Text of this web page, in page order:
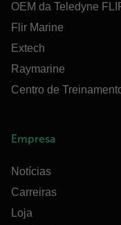
OEM da Teledyne
Flir Marine
Extech
Raymarine
Centro de
Empresa
Notícias
Carreiras
Loja